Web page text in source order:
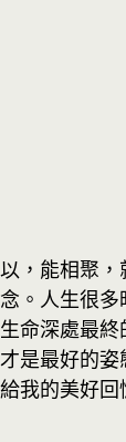
，能相聚
。人生很
命深處最
是最好的
我的美好